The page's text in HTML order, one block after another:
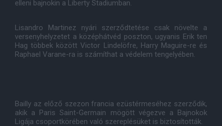
elleni bajnokin a Liberty Stadiumban.
Lisandro Martinez nyári szerződtetése csak növelte a
versenyhelyzetet a középhátvéd poszton, ugyanis Erik ten
Hag többek között Victor Lindelöfre, Harry Maguire-re és
Raphael Varane-ra is számíthat a védelem tengelyében.
Bailly az előző szezon francia ezüstérmeséhez szerződik,
akik a Paris Saint-Germain mögött végezve a Bajnokok
Ligája csoportkörében való szereplésüket is biztosították.